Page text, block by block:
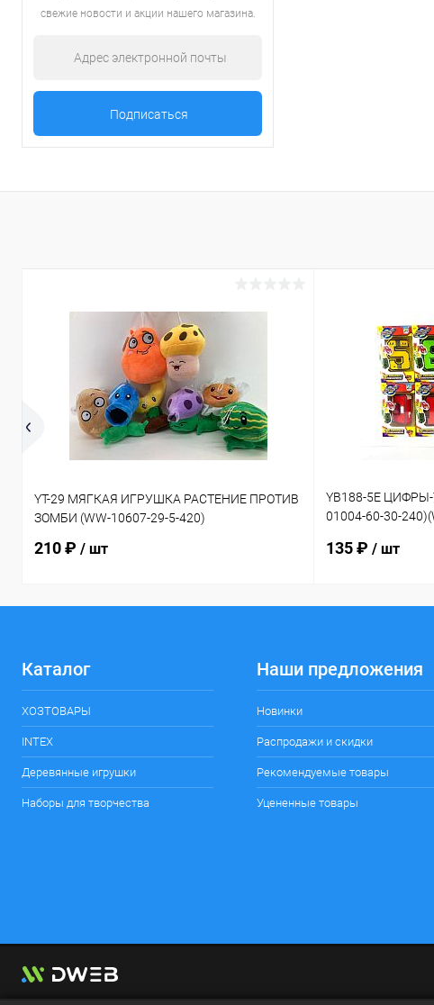
свежие новости и акции нашего магазина.
YT-29 МЯГКАЯ ИГРУШКА РАСТЕНИЕ ПРОТИВ
ЗОМБИ (WW-10607-29-5-420)
210 ₽ / шт
YB188-5E
01004-60-30-
135 ₽ / шт
Каталог
ХОЗТОВАРЫ
INTEX
Деревянные игрушки
Наборы для творчества
Наши предложения
Новинки
Распродажи и скидки
Рекомендуемые товары
Уцененные товары